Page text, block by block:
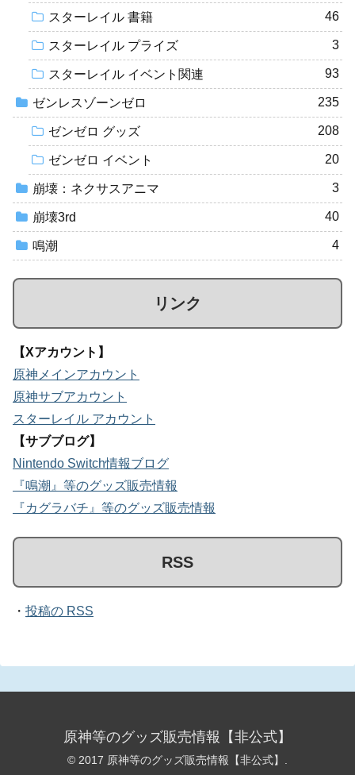
スターレイル 書籍 46
スターレイル プライズ 3
スターレイル イベント関連 93
ゼンレスゾーンゼロ 235
ゼンゼロ グッズ 208
ゼンゼロ イベント 20
崩壊：ネクサスアニマ 3
崩壊3rd 40
鳴潮 4
リンク
【Xアカウント】
原神メインアカウント
原神サブアカウント
スターレイル アカウント
【サブブログ】
Nintendo Switch情報ブログ
『鳴潮』等のグッズ販売情報
『カグラバチ』等のグッズ販売情報
RSS
・ 投稿の RSS
原神等のグッズ販売情報【非公式】
© 2017 原神等のグッズ販売情報【非公式】.